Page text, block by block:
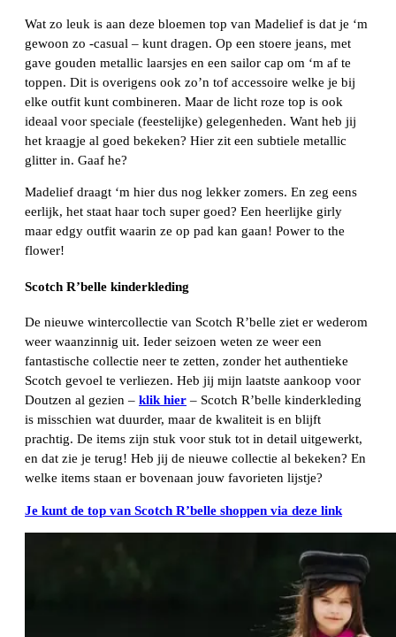
Wat zo leuk is aan deze bloemen top van Madelief is dat je ‘m
gewoon zo -casual – kunt dragen. Op een stoere jeans, met
gave gouden metallic laarsjes en een sailor cap om ‘m af te
toppen. Dit is overigens ook zo’n tof accessoire welke je bij
elke outfit kunt combineren. Maar de licht roze top is ook
ideaal voor speciale (feestelijke) gelegenheden. Want heb jij
het kraagje al goed bekeken? Hier zit een subtiele metallic
glitter in. Gaaf he?
Madelief draagt ‘m hier dus nog lekker zomers. En zeg eens
eerlijk, het staat haar toch super goed? Een heerlijke girly
maar edgy outfit waarin ze op pad kan gaan! Power to the
flower!
Scotch R’belle kinderkleding
De nieuwe wintercollectie van Scotch R’belle ziet er wederom
weer waanzinnig uit. Ieder seizoen weten ze weer een
fantastische collectie neer te zetten, zonder het authentieke
Scotch gevoel te verliezen. Heb jij mijn laatste aankoop voor
Doutzen al gezien – klik hier – Scotch R’belle kinderkleding
is misschien wat duurder, maar de kwaliteit is en blijft
prachtig. De items zijn stuk voor stuk tot in detail uitgewerkt,
en dat zie je terug! Heb jij de nieuwe collectie al bekeken? En
welke items staan er bovenaan jouw favorieten lijstje?
Je kunt de top van Scotch R’belle shoppen via deze link